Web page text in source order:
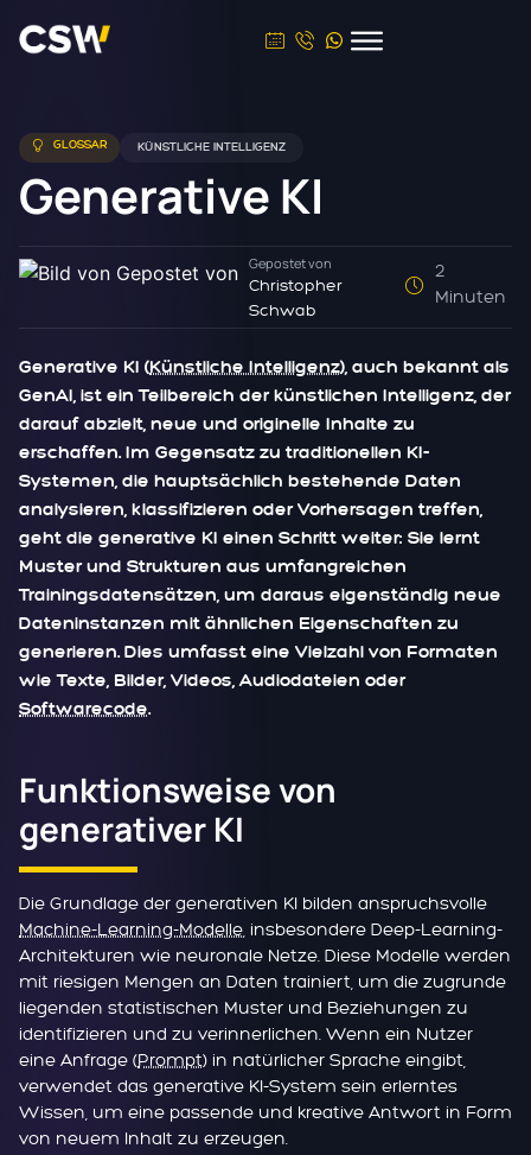
GLOSSAR KÜNSTLICHE INTELLIGENZ
Generative KI
Gepostet von
Christopher
Schwab
2
Minuten
Generative KI (Künstliche Intelligenz), auch bekannt als
GenAI, ist ein Teilbereich der künstlichen Intelligenz, der
darauf abzielt, neue und originelle Inhalte zu
erschaffen. Im Gegensatz zu traditionellen KI-
Systemen, die hauptsächlich bestehende Daten
analysieren, klassifizieren oder Vorhersagen treffen,
geht die generative KI einen Schritt weiter: Sie lernt
Muster und Strukturen aus umfangreichen
Trainingsdatensätzen, um daraus eigenständig neue
Dateninstanzen mit ähnlichen Eigenschaften zu
generieren. Dies umfasst eine Vielzahl von Formaten
wie Texte, Bilder, Videos, Audiodateien oder
Softwarecode.
Funktionsweise von
generativer KI
Die Grundlage der generativen KI bilden anspruchsvolle
Machine-Learning-Modelle, insbesondere Deep-Learning-
Architekturen wie neuronale Netze. Diese Modelle werden
mit riesigen Mengen an Daten trainiert, um die zugrunde
liegenden statistischen Muster und Beziehungen zu
identifizieren und zu verinnerlichen. Wenn ein Nutzer
eine Anfrage (Prompt) in natürlicher Sprache eingibt,
verwendet das generative KI-System sein erlerntes
Wissen, um eine passende und kreative Antwort in Form
von neuem Inhalt zu erzeugen.